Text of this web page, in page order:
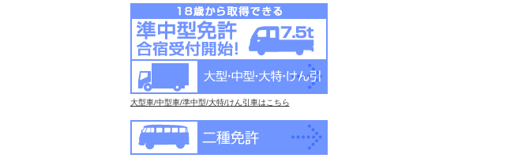
大型車/中型車/準中型/大特/けん引車はこちら